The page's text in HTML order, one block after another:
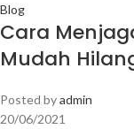
Blog
Cara
Mudah
Posted byadmin
20/06/2021